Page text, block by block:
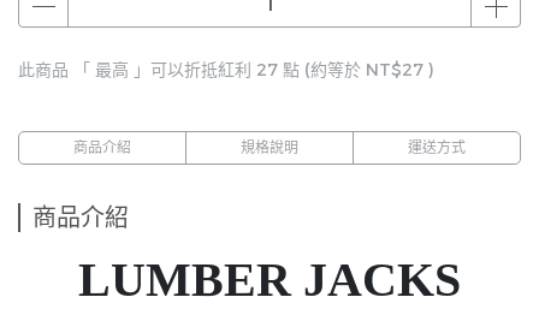
此商品 「 最高 」可以折抵紅利 27 點 (約等於 NT$27 )
商品介紹 規格說明 運送方式
商品介紹
LUMBER JACKS